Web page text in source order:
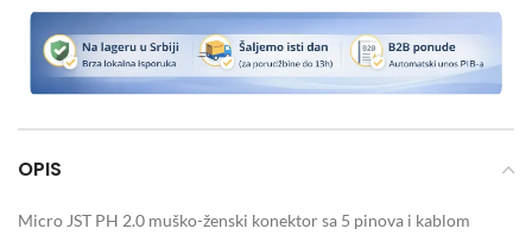
OPIS
Micro JST PH 2.0 muško-ženski konektor sa 5 pinova i kablom